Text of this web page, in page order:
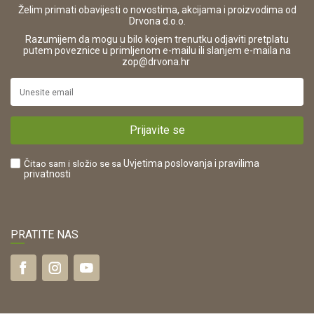
42821181683
16280
https://www.drvona.hr/
POREZNI BROJ:
Korištenje kolačića
Pravo na odustajanje i jednostrani raskid ugovora
Reklamacije
Plaćanje karticama
Što dobivam registracijom?
Želim primati obavijesti o novostima, akcijama i proizvodima od
Drvona d.o.o.
Razumijem da mogu u bilo kojem trenutku odjaviti pretplatu
putem poveznice u primljenom e-mailu ili slanjem e-maila na
zop@drvona.hr
Prijavite se
Čitao sam i složio se sa Uvjetima poslovanja i pravilima
privatnosti
PRATITE NAS